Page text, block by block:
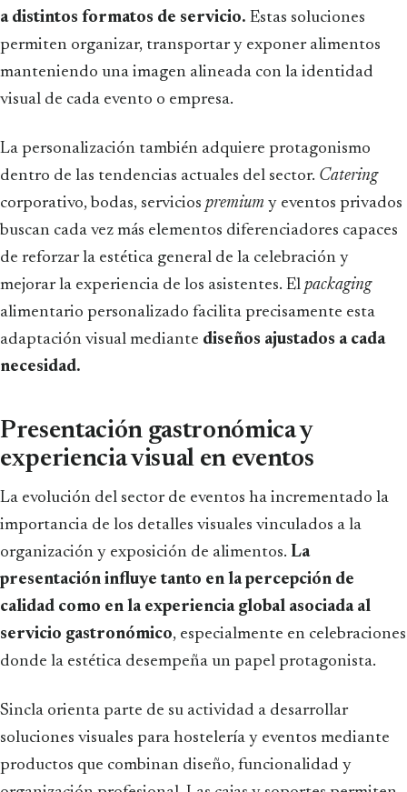
a distintos formatos de servicio. Estas soluciones
permiten organizar, transportar y exponer alimentos
manteniendo una imagen alineada con la identidad
visual de cada evento o empresa.
La personalización también adquiere protagonismo
dentro de las tendencias actuales del sector. Catering
corporativo, bodas, servicios premium y eventos privados
buscan cada vez más elementos diferenciadores capaces
de reforzar la estética general de la celebración y
mejorar la experiencia de los asistentes. El packaging
alimentario personalizado facilita precisamente esta
adaptación visual mediante diseños ajustados a cada
necesidad.
Presentación gastronómica y
experiencia visual en eventos
La evolución del sector de eventos ha incrementado la
importancia de los detalles visuales vinculados a la
organización y exposición de alimentos. La
presentación influye tanto en la percepción de
calidad como en la experiencia global asociada al
servicio gastronómico, especialmente en celebraciones
donde la estética desempeña un papel protagonista.
Sincla orienta parte de su actividad a desarrollar
soluciones visuales para hostelería y eventos mediante
productos que combinan diseño, funcionalidad y